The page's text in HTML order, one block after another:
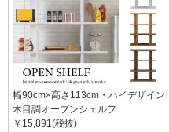
幅90cm×高さ113cm・ハイデザイン
木目調オープンシェルフ
￥15,891(税抜)